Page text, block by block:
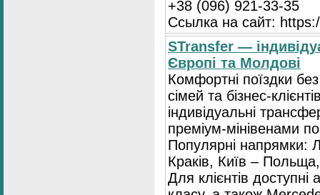
+38 (096) 921-33-35
Ссылка на сайт:
STransfer —
Європі та Молдові
Комфортні поїздки
сімей та бізнес-
індивідуальні
преміум-мінівенами
Популярні напрямки:
Краків, Київ –
Для клієнтів